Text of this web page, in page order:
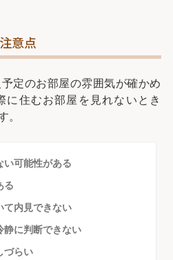
意点
定のお部屋の雰囲気が確かめ
に住むお部屋を見れないとき
。
い可能性がある
る
て内見できない
静に判断できない
づらい